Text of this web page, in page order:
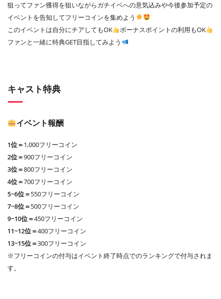
狙ってファン獲得を狙いながらガチイベへの意気込みや今後参加予定の
イベントを告知してフリーコインを集めよう
このイベントは自分にチアしてもOK
ボーナスポイントの利用もOK
ファンと一緒に特典GET目指してみよう
キャスト特典
イベント報酬
1位＝1,000フリーコイン
2位＝900フリーコイン
3位＝800フリーコイン
4位＝700フリーコイン
5~6位＝550フリーコイン
7~8位＝500フリーコイン
9~10位＝450フリーコイン
11~12位＝400フリーコイン
13~15位＝300フリーコイン
※フリーコインの付与はイベント終了時点でのランキングで付与されま
す。